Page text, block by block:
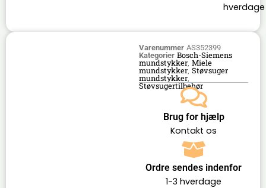
hverdage
Varenummer AS352399
Kategorier Bosch-Siemens
mundstykker, Miele
mundstykker, Støvsuger
mundstykker,
Støvsugertilbehør
Brug for hjælp
Kontakt os
Ordre sendes indenfor
1-3 hverdage